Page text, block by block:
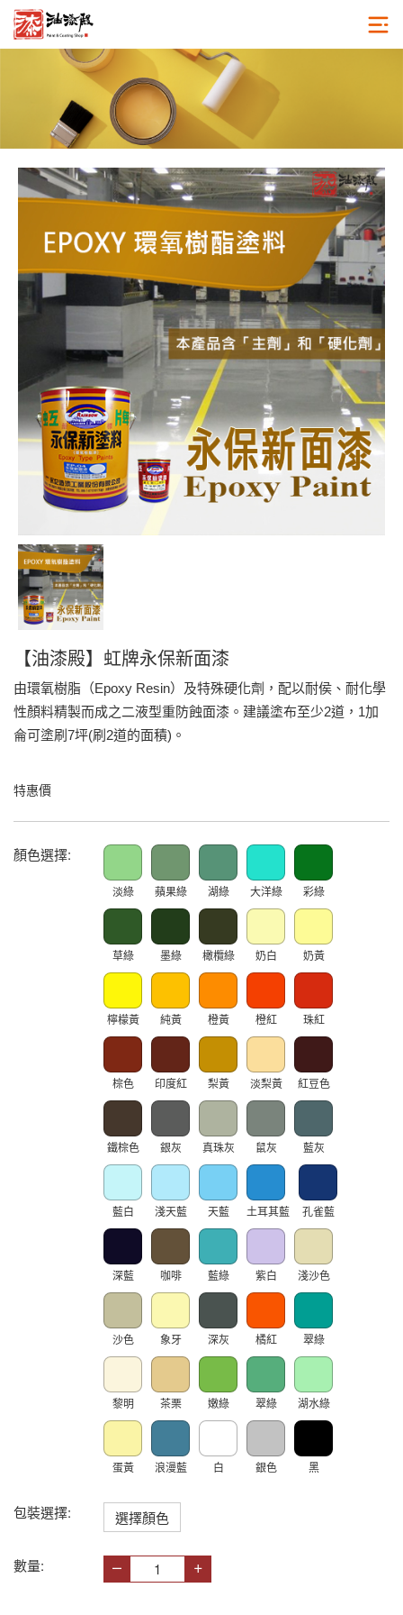
【油漆殿】虹牌永保新面漆
由環氧樹脂（Epoxy Resin）及特殊硬化劑，配以耐侯、耐化學
性顏料精製而成之二液型重防蝕面漆。建議塗布至少2道，1加
侖可塗刷7坪(刷2道的面積)。
特惠價
顏色選擇:
淡綠 蘋果綠 湖綠 大洋綠 彩綠
草綠 墨綠 橄欖綠 奶白 奶黃
檸檬黃 純黃 橙黃 橙紅 珠紅
棕色 印度紅 梨黃 淡梨黃 紅豆色
鐵棕色 銀灰 真珠灰 鼠灰 藍灰
藍白 淺天藍 天藍 土耳其藍 孔雀藍
深藍 咖啡 藍綠 紫白 淺沙色
沙色 象牙 深灰 橘紅 翠綠
黎明 茶栗 嫩綠 翠綠 湖水綠
蛋黃 浪漫藍 白 銀色 黑
包裝選擇: 選擇顏色
數量: – +